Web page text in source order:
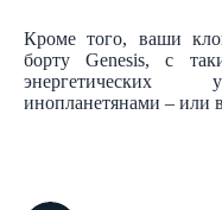
Кроме того, ваши
борту Genesis, с
энергетических
инопланетянами – или